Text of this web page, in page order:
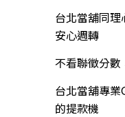
台北當舖同
安心週轉
不看聯徵分
台北當舖專業
的提款機